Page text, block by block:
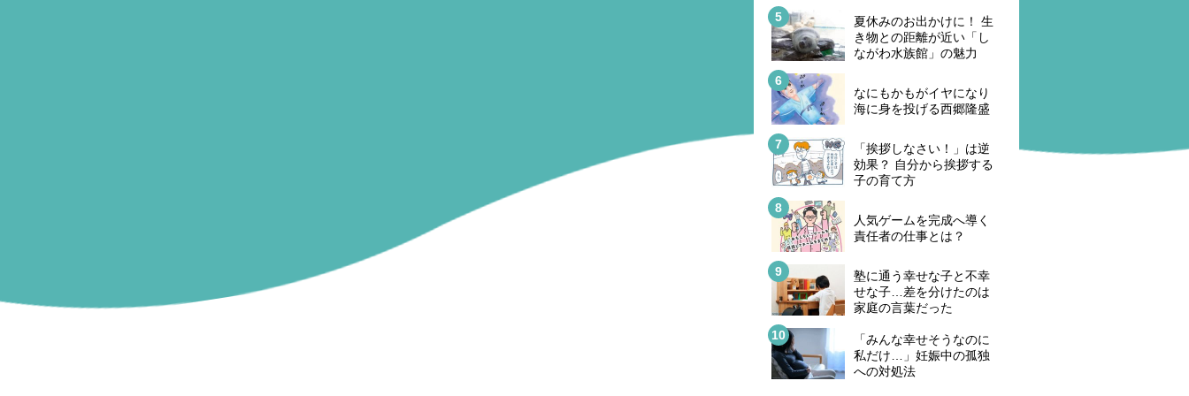
夏休みのお出かけに！ 生
き物との距離が近い「し
ながわ水族館」の魅力
なにもかもがイヤになり
海に身を投げる西郷隆盛
「挨拶しなさい！」は逆
効果？ 自分から挨拶する
子の育て方
人気ゲームを完成へ導く
責任者の仕事とは？
塾に通う幸せな子と不幸
せな子…差を分けたのは
家庭の言葉だった
「みんな幸せそうなのに
私だけ…」妊娠中の孤独
への対処法